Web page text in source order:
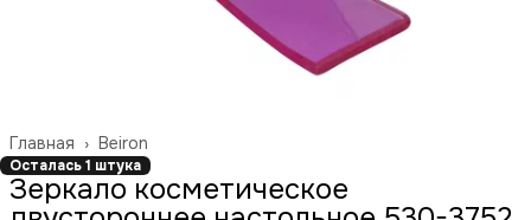
Beiron
Главная ›
Осталась 1 штука
Зеркало косметическое